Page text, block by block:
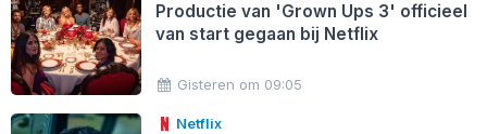
Productie van 'Grown Ups 3' officieel
van start gegaan bij Netflix
Gisteren om 09:05
Netflix